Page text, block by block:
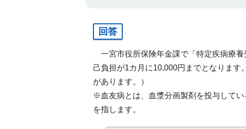
回答
一宮市役所保険年金課で「特定疾病療
己負担が1カ月に10,000円までとなります
があります。）
※血友病とは、血漿分画製剤を投与して
を指します。